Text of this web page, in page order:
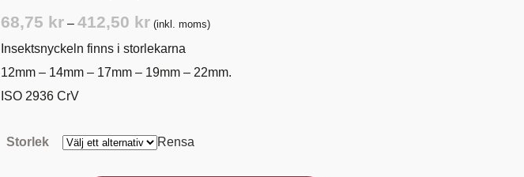
68,75 kr – 412,50 krPrisintervall:
68,75 kr
till
(inkl. moms)
Insektsnyckeln finns i storlekarna
12mm – 14mm – 17mm – 19mm – 22mm.
ISO 2936 CrV
Storlek Rensa